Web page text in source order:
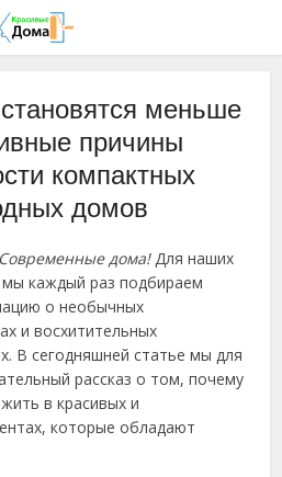
меньше
причины
компактных
домов
Современные дома!Для наших
каждый раз подбираем
о необычных
и восхитительных
В сегодняшней статье мы для
рассказ о том, почему
в красивых и
которые обладают